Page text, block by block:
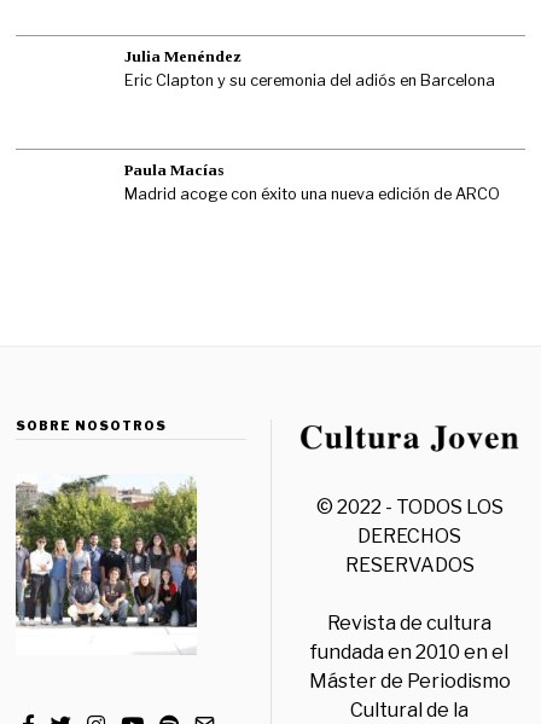
Julia Menéndez
Eric Clapton y su ceremonia del adiós en Barcelona
Paula Macías
Madrid acoge con éxito una nueva edición de ARCO
SOBRE NOSOTROS
© 2022 - TODOS LOS
DERECHOS
RESERVADOS
Revista de cultura
fundada en 2010 en el
Máster de Periodismo
Cultural de la